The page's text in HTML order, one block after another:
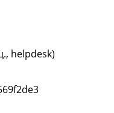
helpdesk)